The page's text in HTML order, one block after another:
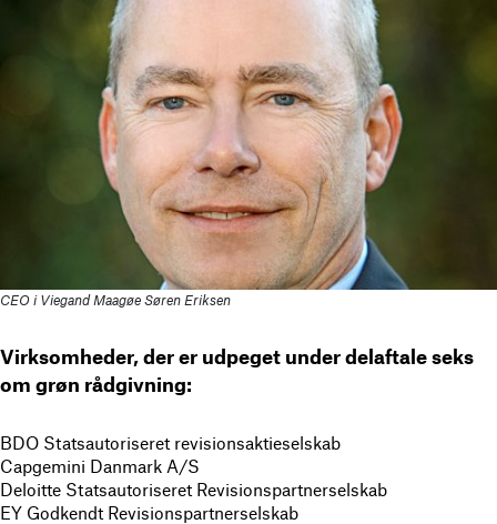
CEO i Viegand Maagøe Søren Eriksen
Virksomheder, der er udpeget under delaftale seks
om grøn rådgivning:
BDO Statsautoriseret revisionsaktieselskab
Capgemini Danmark A/S
Deloitte Statsautoriseret Revisionspartnerselskab
EY Godkendt Revisionspartnerselskab